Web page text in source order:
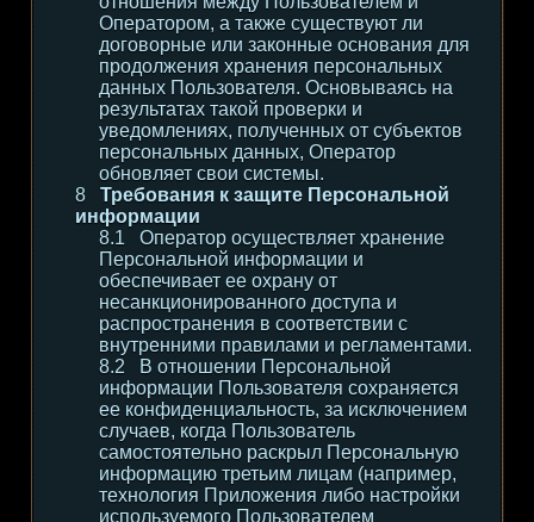
Оператором, а также существуют ли
договорные или законные основания для
продолжения хранения персональных
данных Пользователя. Основываясь на
результатах такой проверки и
уведомлениях, полученных от субъектов
персональных данных, Оператор
обновляет свои системы.
Требования к защите Персональной
информации
Оператор осуществляет хранение
Персональной информации и
обеспечивает ее охрану от
несанкционированного доступа и
распространения в соответствии с
внутренними правилами и регламентами.
В отношении Персональной
информации Пользователя сохраняется
ее конфиденциальность, за исключением
случаев, когда Пользователь
самостоятельно раскрыл Персональную
информацию третьим лицам (например,
технология Приложения либо настройки
используемого Пользователем